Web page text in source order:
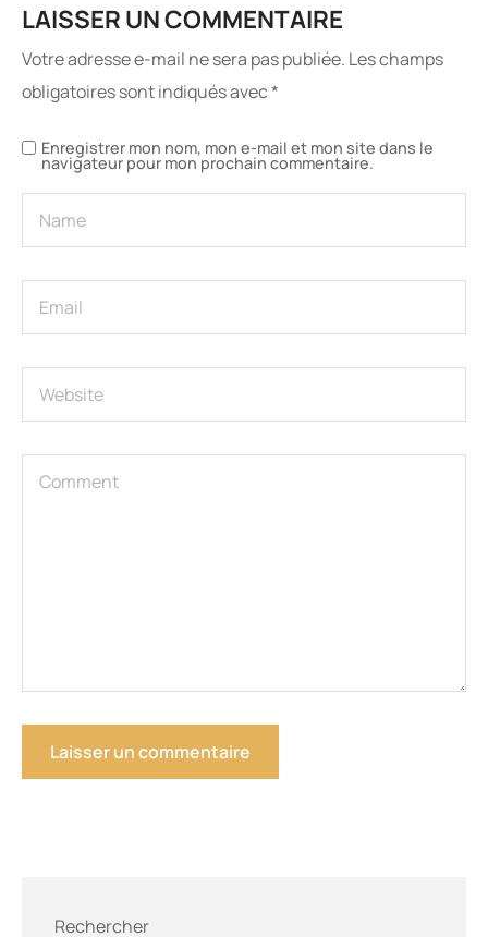
LAISSER UN COMMENTAIRE
Votre adresse e-mail ne sera pas publiée. Les champs
obligatoires sont indiqués avec*
Enregistrer mon nom, mon e-mail et mon site dans le
navigateur pour mon prochain commentaire.
Rechercher